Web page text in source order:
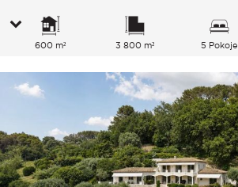
600 m² 3 800 m² 5 Pokoje